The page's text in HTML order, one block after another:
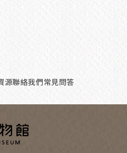
源聯絡我們常見問答